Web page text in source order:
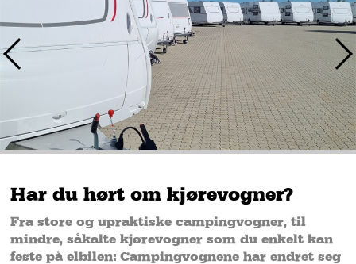
Har du hørt om kjørevogner?
Fra store og upraktiske campingvogner, til
mindre, såkalte kjørevogner som du enkelt kan
feste på elbilen: Campingvognene har endret seg